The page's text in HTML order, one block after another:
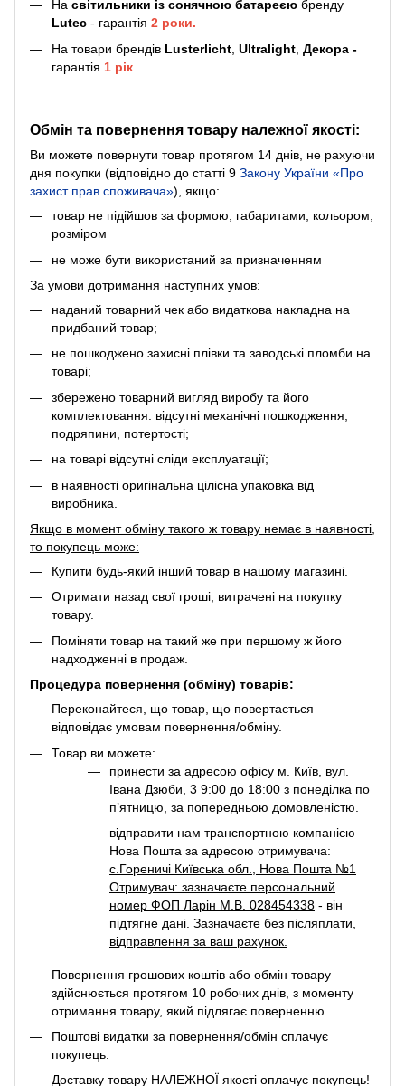
На світильники із сонячною батареєю бренду
Lutec - гарантія 2 роки.
На товари брендів Lusterlicht Ultralight Декора -
гарантія 1 рік
Обмін та повернення товару належної якості:
Ви можете повернути товар протягом 14 днів, не рахуючи
дня покупки (відповідно до статті 9 Закону України «Про
захист прав споживача»), якщо:
товар не підійшов за формою, габаритами, кольором,
розміром
не може бути використаний за призначенням
За умови дотримання наступних умов:
наданий товарний чек або видаткова накладна на
придбаний товар;
не пошкоджено захисні плівки та заводські пломби на
товарі;
збережено товарний вигляд виробу та його
комплектовання: відсутні механічні пошкодження,
подряпини, потертості;
на товарі відсутні сліди експлуатації;
в наявності оригінальна цілісна упаковка від
виробника.
Якщо в момент обміну такого ж товару немає в наявності,
то покупець може:
Купити будь-який інший товар в нашому магазині.
Отримати назад свої гроші, витрачені на покупку
товару.
Поміняти товар на такий же при першому ж його
надходженні в продаж.
Процедура повернення (обміну) товарів:
Переконайтеся, що товар, що повертається
відповідає умовам повернення/обміну.
Товар ви можете:
принести за адресою офісу м. Київ, вул.
Івана Дзюби, 3 9:00 до 18:00 з понеділка по
п’ятницю, за попередньою домовленістю.
відправити нам транспортною компанією
Нова Пошта за адресою отримувача:
с.Гореничі Київська обл., Нова Пошта №1
Отримувач: зазначаєте персональний
номер ФОП Ларін М.В. 028454338 - він
підтягне дані. Зазначаєте без післяплати
відправлення за ваш рахунок.
Повернення грошових коштів або обмін товару
здійснюється протягом 10 робочих днів, з моменту
отримання товару, який підлягає поверненню.
Поштові видатки за повернення/обмін сплачує
покупець.
Доставку товару НАЛЕЖНОЇ якості оплачує покупець!